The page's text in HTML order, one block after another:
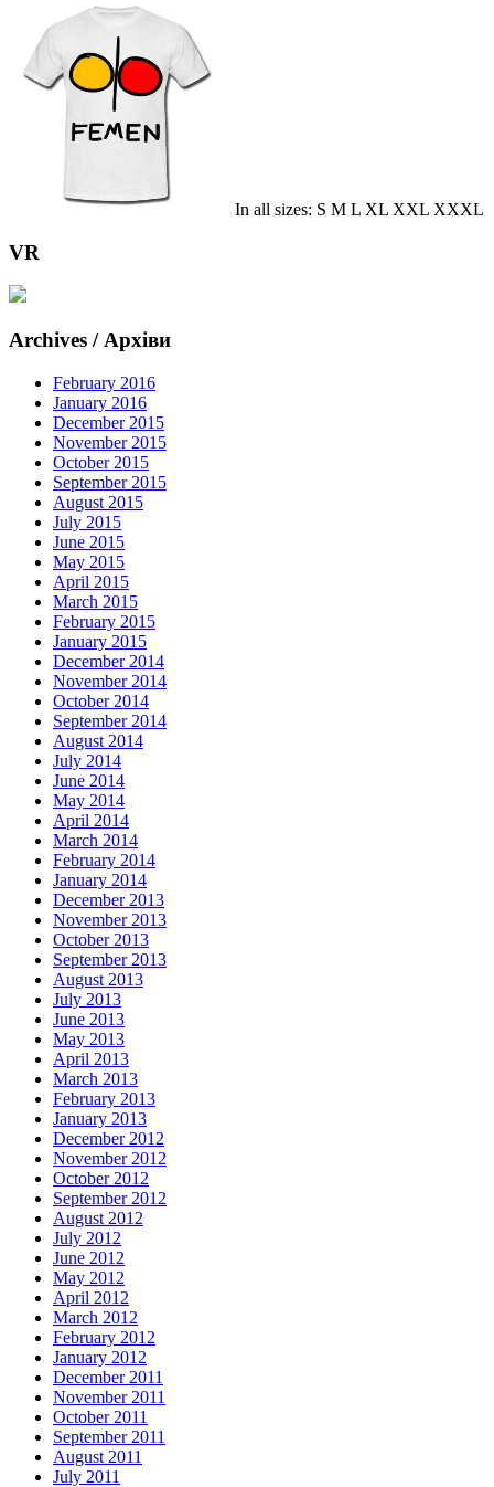
In all sizes: S M L XL XXL XXXL
VR
Archives / Архіви
February 2016
January 2016
December 2015
November 2015
October 2015
September 2015
August 2015
July 2015
June 2015
May 2015
April 2015
March 2015
February 2015
January 2015
December 2014
November 2014
October 2014
September 2014
August 2014
July 2014
June 2014
May 2014
April 2014
March 2014
February 2014
January 2014
December 2013
November 2013
October 2013
September 2013
August 2013
July 2013
June 2013
May 2013
April 2013
March 2013
February 2013
January 2013
December 2012
November 2012
October 2012
September 2012
August 2012
July 2012
June 2012
May 2012
April 2012
March 2012
February 2012
January 2012
December 2011
November 2011
October 2011
September 2011
August 2011
July 2011